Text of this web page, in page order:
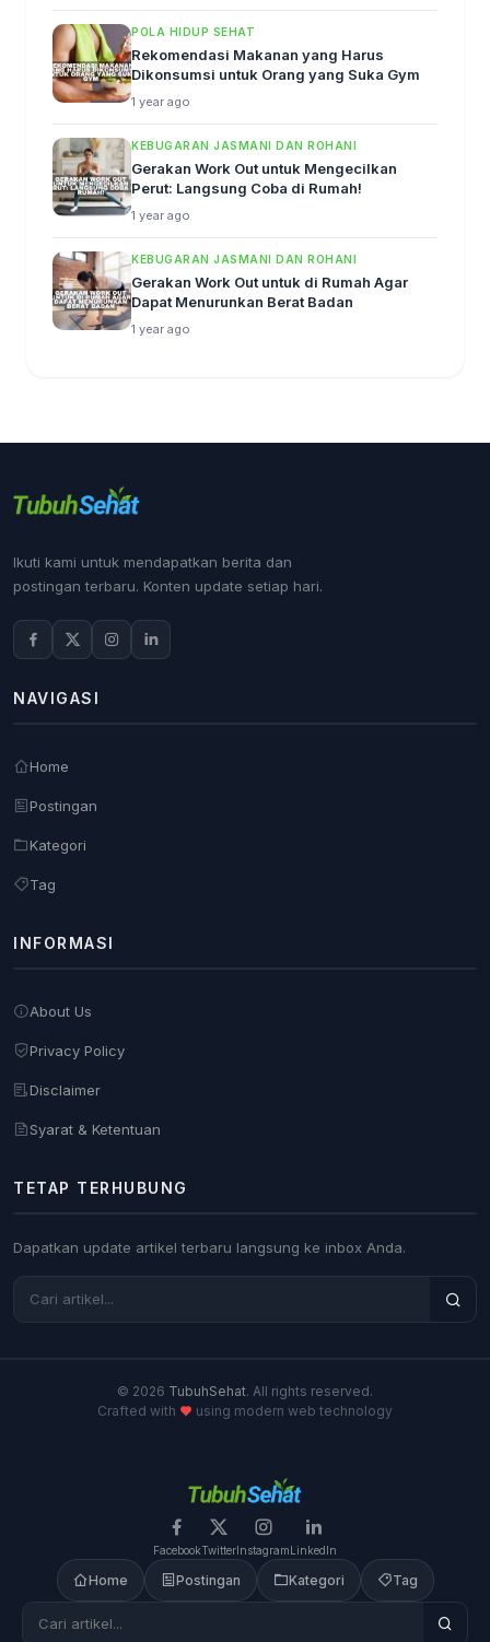
POLA HIDUP SEHAT
Rekomendasi Makanan yang Harus
Dikonsumsi untuk Orang yang Suka Gym
1 year ago
KEBUGARAN JASMANI DAN ROHANI
Gerakan Work Out untuk Mengecilkan
Perut: Langsung Coba di Rumah!
1 year ago
KEBUGARAN JASMANI DAN ROHANI
Gerakan Work Out untuk di Rumah Agar
Dapat Menurunkan Berat Badan
1 year ago
Ikuti kami untuk mendapatkan berita dan
postingan terbaru. Konten update setiap hari.
NAVIGASI
Home
Postingan
Kategori
Tag
INFORMASI
About Us
Privacy Policy
Disclaimer
Syarat & Ketentuan
TETAP TERHUBUNG
Dapatkan update artikel terbaru langsung ke inbox Anda.
© 2026 TubuhSehat. All rights reserved.
Crafted with
using modern web technology
FacebookTwitterInstagramLinkedIn
Home Postingan Kategori Tag